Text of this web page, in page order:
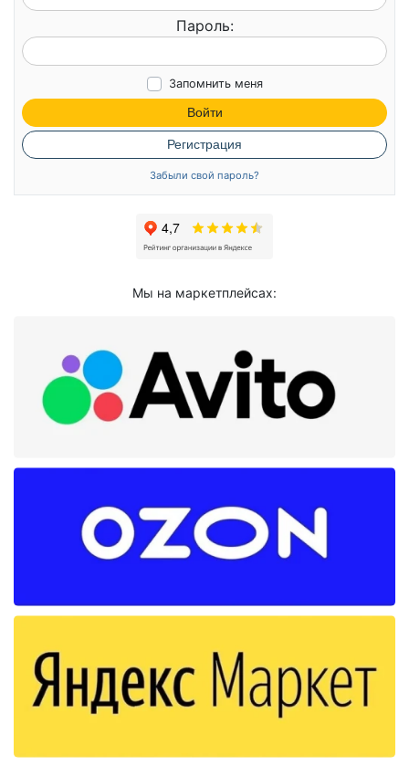
Пароль:
Запомнить меня
Войти
Регистрация
Забыли свой пароль?
Мы на маркетплейсах: